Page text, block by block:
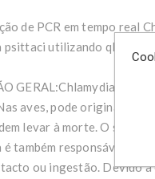
de PCR em tempo real
psittaci utilizando qPCR.
GERAL:Chlamydia
aves, pode originar
levar à morte. O stress
é também responsável por
ou ingestão. Devido